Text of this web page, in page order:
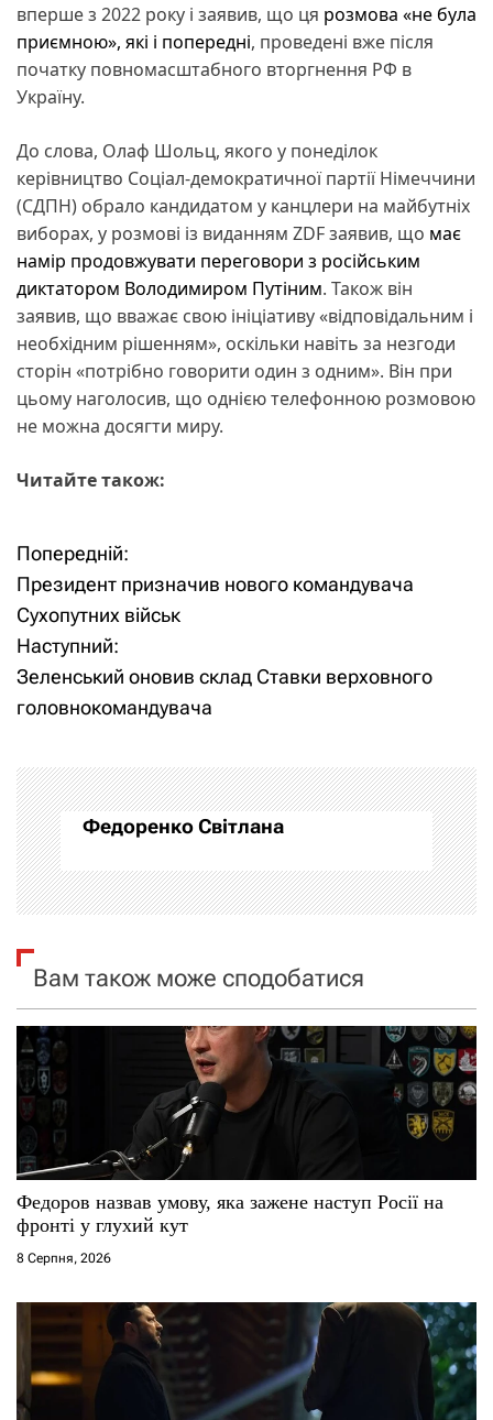
вперше з 2022 року і заявив, що ця розмова «не була
приємною», які і попередні, проведені вже після
початку повномасштабного вторгнення РФ в
Україну.
До слова, Олаф Шольц, якого у понеділок
керівництво Соціал-демократичної партії Німеччини
(СДПН) обрало кандидатом у канцлери на майбутніх
виборах, у розмові із виданням ZDF заявив, що має
намір продовжувати переговори з російським
диктатором Володимиром Путіним. Також він
заявив, що вважає свою ініціативу «відповідальним і
необхідним рішенням», оскільки навіть за незгоди
сторін «потрібно говорити один з одним». Він при
цьому наголосив, що однією телефонною розмовою
не можна досягти миру.
Читайте також:
Н
а
в
і
а
ц
і
а
п
и
с
і
в
Попередній:
Президент призначив нового командувача
Сухопутних військ
Наступний:
Зеленський оновив склад Ставки верховного
головнокомандувача
Федоренко Світлана
Вам також може сподобатися
Федоров назвав умову, яка зажене наступ Росії на
фронті у глухий кут
8 Серпня, 2026